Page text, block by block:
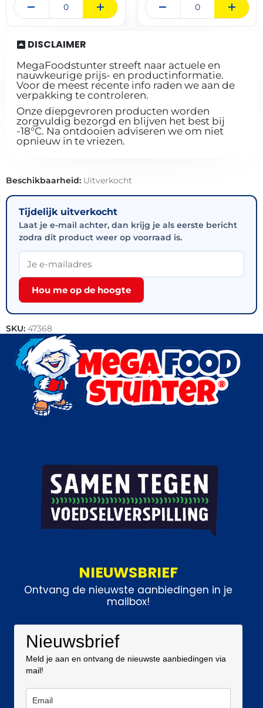
DISCLAIMER
MegaFoodstunter streeft naar actuele en
nauwkeurige prijs- en productinformatie.
Voor de meest recente info raden we aan de
verpakking te controleren.
Onze diepgevroren producten worden
zorgvuldig bezorgd en blijven het best bij
-18°C. Na ontdooien adviseren we om niet
opnieuw in te vriezen.
Beschikbaarheid: Uitverkocht
Tijdelijk uitverkocht
Laat je e-mail achter, dan krijg je als eerste bericht
zodra dit product weer op voorraad is.
Hou me op de hoogte
SKU: 47368
Categorieën:IJs
NIEUWSBRIEF
Ontvang de nieuwste aanbiedingen in je
mailbox!
Nieuwsbrief
Meld je aan en ontvang de nieuwste aanbiedingen via
mail!